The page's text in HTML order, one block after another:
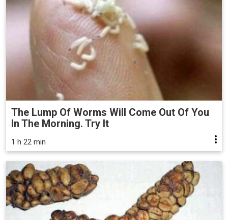
The Lump Of Worms Will Come Out Of You
In The Morning. Try It
1 h 22 min